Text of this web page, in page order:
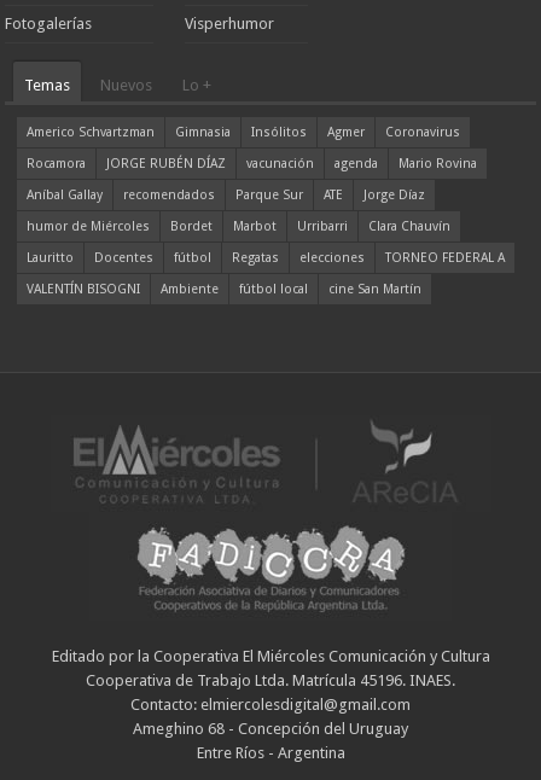
Fotogalerías Visperhumor
Temas Nuevos Lo +
Americo Schvartzman Gimnasia Insólitos Agmer
Coronavirus
Rocamora
JORGE RUBÉN DÍAZ vacunación agenda
Mario Rovina
Aníbal Gallay
recomendados Parque Sur ATE
Jorge Díaz
humor de Miércoles
Bordet Marbot Urribarri
Clara Chauvín
Lauritto
Docentes fútbol Regatas elecciones
TORNEO FEDERAL A
VALENTÍN BISOGNI
Ambiente fútbol local cine San Martín
Editado por la Cooperativa El Miércoles Comunicación y Cultura
Cooperativa de Trabajo Ltda. Matrícula 45196. INAES.
Contacto: elmiercolesdigital@gmail.com
Ameghino 68 - Concepción del Uruguay
Entre Ríos - Argentina